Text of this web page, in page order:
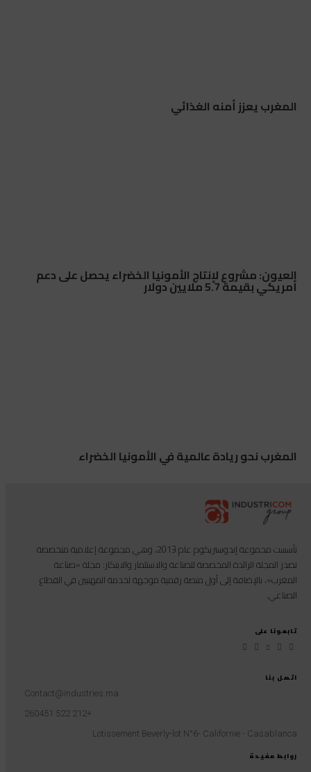
المغرب يعزز أمنه الغذائي
العيون: مشروع لإنتاج الأمونيا الخضراء يحصل على دعم
أمريكي بقيمة 5.7 ملايين دولار
المغرب نحو ريادة عالمية في الأمونيا الخضراء
روابط مفيدة
اتصل بنا
Contact@industries.ma
+212 522 260451
Lotissement Beverly-lot N°6- Californie - Casablanca
تأسست مجموعة إندوستريكوم عام 2013، وهي مجموعة إعلامية متخصصة
تصدر المجلة الرائدة المخصصة للصناعة والاستثمار والابتكار: مجلة «صناعة
المغرب»، بالإضافة إلى أول منصة رقمية موجهة لخدمة المهنيين في القطاع
الصناعي.
تابعونا على